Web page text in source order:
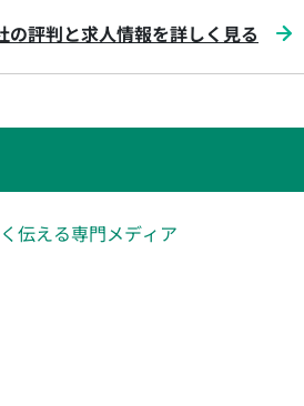
の評判と求人情報を詳しく見る
伝える専門メディア